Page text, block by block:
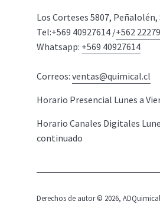
Los Corteses 5807,
Tel:+569 40927614 /+562
Whatsapp: +569 40927614
Correos: ventas@quimical.cl
Horario Presencial Lunes a
Horario Canales Digitales
continuado
Derechos de autor © 2026,